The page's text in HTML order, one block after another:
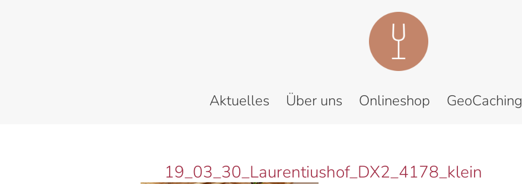
Aktuelles Über uns Onlineshop GeoCaching
19_03_30_Laurentiushof_DX2_4178_klein